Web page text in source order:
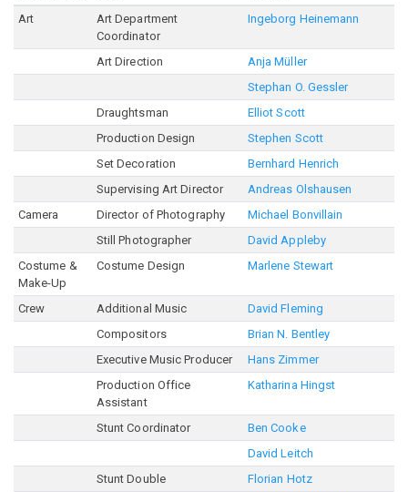
Art
Art Department
Coordinator
Ingeborg Heinemann
Art Direction
Anja Müller
Stephan O. Gessler
Draughtsman
Elliot Scott
Production Design
Stephen Scott
Set Decoration
Bernhard Henrich
Supervising Art Director
Andreas Olshausen
Camera
Director of Photography
Michael Bonvillain
Still Photographer
David Appleby
Costume &
Make-Up
Costume Design Marlene Stewart
Crew Additional Music
David Fleming
Compositors
Brian N. Bentley
Executive Music Producer
Hans Zimmer
Production Office
Assistant
Katharina Hingst
Stunt Coordinator
Ben Cooke
David Leitch
Stunt Double
Florian Hotz